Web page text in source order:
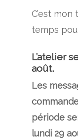
C’est mon
temps
L’atelier
août.
Les
période
lundi 29